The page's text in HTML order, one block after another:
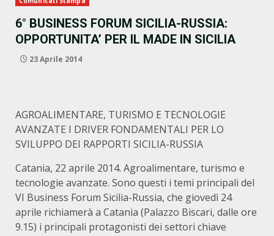
6° BUSINESS FORUM SICILIA-RUSSIA:
OPPORTUNITA’ PER IL MADE IN SICILIA
23 Aprile 2014
AGROALIMENTARE, TURISMO E TECNOLOGIE
AVANZATE I DRIVER FONDAMENTALI PER LO
SVILUPPO DEI RAPPORTI SICILIA-RUSSIA
Catania, 22 aprile 2014. Agroalimentare, turismo e
tecnologie avanzate. Sono questi i temi principali del
VI Business Forum Sicilia-Russia, che giovedì 24
aprile richiamerà a Catania (Palazzo Biscari, dalle ore
9.15) i principali protagonisti dei settori chiave